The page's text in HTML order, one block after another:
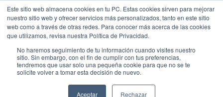
Este sitio web almacena cookies en tu PC. Estas cookies sirven para mejorar
nuestro sitio web y ofrecer servicios más personalizados, tanto en este sitio
web como a través de otras redes. Para conocer más acerca de las cookies
que utilizamos, revisa nuestra Política de Privacidad.
No haremos seguimiento de tu información cuando visites nuestro
sitio. Sin embargo, con el fin de cumplir con tus preferencias,
tendremos que usar solo una pequeña cookie para que no se te
solicite volver a tomar esta decisión de nuevo.
Aceptar Rechazar